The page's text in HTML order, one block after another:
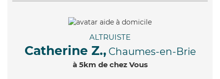
ALTRUISTE
Catherine Z., Chaumes-en-Brie
à 5km de chez Vous